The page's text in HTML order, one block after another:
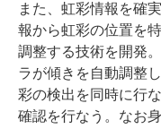
また、虹彩情報を確
報から虹彩の位置を
調整する技術を開発
ラが傾きを自動調整
彩の検出を同時に行
確認を行なう。なお